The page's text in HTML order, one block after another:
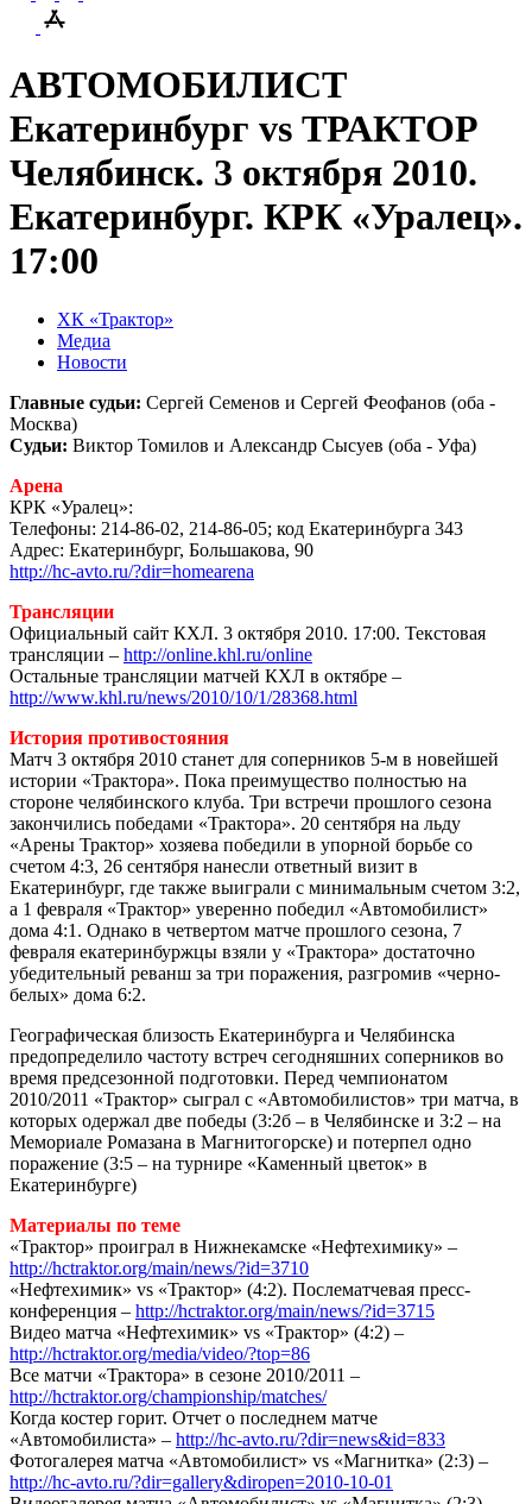
АВТОМОБИЛИСТ
Екатеринбург vs ТРАКТОР
Челябинск. 3 октября 2010.
Екатеринбург. КРК «Уралец».
17:00
ХК «Трактор»
Медиа
Новости
Главные судьи: Сергей Семенов и Сергей Феофанов (оба -
Москва)
Судьи: Виктор Томилов и Александр Сысуев (оба - Уфа)
Арена
КРК «Уралец»:
Телефоны: 214-86-02, 214-86-05; код Екатеринбурга 343
Адрес: Екатеринбург, Большакова, 90
http://hc-avto.ru/?dir=homearena
Трансляции
Официальный сайт КХЛ. 3 октября 2010. 17:00. Текстовая
трансляции – http://online.khl.ru/online
Остальные трансляции матчей КХЛ в октябре –
http://www.khl.ru/news/2010/10/1/28368.html
История противостояния
Матч 3 октября 2010 станет для соперников 5-м в новейшей
истории «Трактора». Пока преимущество полностью на
стороне челябинского клуба. Три встречи прошлого сезона
закончились победами «Трактора». 20 сентября на льду
«Арены Трактор» хозяева победили в упорной борьбе со
счетом 4:3, 26 сентября нанесли ответный визит в
Екатеринбург, где также выиграли с минимальным счетом 3:2,
а 1 февраля «Трактор» уверенно победил «Автомобилист»
дома 4:1. Однако в четвертом матче прошлого сезона, 7
февраля екатеринбуржцы взяли у «Трактора» достаточно
убедительный реванш за три поражения, разгромив «черно-
белых» дома 6:2.
Географическая близость Екатеринбурга и Челябинска
предопределило частоту встреч сегодняшних соперников во
время предсезонной подготовки. Перед чемпионатом
2010/2011 «Трактор» сыграл с «Автомобилистов» три матча, в
которых одержал две победы (3:2б – в Челябинске и 3:2 – на
Мемориале Ромазана в Магнитогорске) и потерпел одно
поражение (3:5 – на турнире «Каменный цветок» в
Екатеринбурге)
Материалы по теме
«Трактор» проиграл в Нижнекамске «Нефтехимику» –
http://hctraktor.org/main/news/?id=3710
«Нефтехимик» vs «Трактор» (4:2). Послематчевая пресс-
конференция – http://hctraktor.org/main/news/?id=3715
Видео матча «Нефтехимик» vs «Трактор» (4:2) –
http://hctraktor.org/media/video/?top=86
Все матчи «Трактора» в сезоне 2010/2011 –
http://hctraktor.org/championship/matches/
Когда костер горит. Отчет о последнем матче
«Автомобилиста» – http://hc-avto.ru/?dir=news&id=833
Фотогалерея матча «Автомобилист» vs «Магнитка» (2:3) –
http://hc-avto.ru/?dir=gallery&diropen=2010-10-01